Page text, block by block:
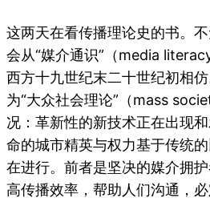
这两天在看传播理论史的书。
会从“媒介通识”（media
西方十九世纪末二十世纪初相
为“大众社会理论”（mass
况：革新性的新技术正在出现
命的城市精英与权力基于传统
在进行。前者是坚决的媒介拥
高传播效率，帮助人们沟通，